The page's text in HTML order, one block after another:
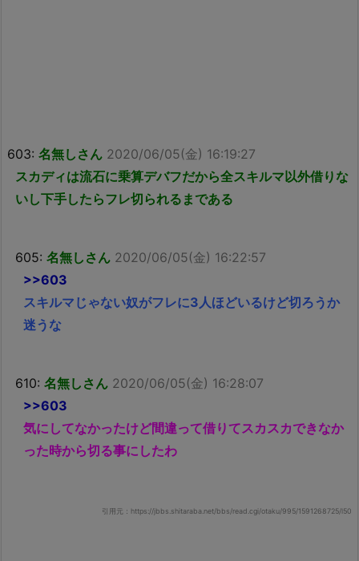
603: 名無しさん 2020/06/05(金) 16:19:27
スカディは流石に乗算デバフだから全スキルマ以外借りな
いし下手したらフレ切られるまである
605: 名無しさん 2020/06/05(金) 16:22:57
>>603
スキルマじゃない奴がフレに3人ほどいるけど切ろうか
迷うな
610: 名無しさん 2020/06/05(金) 16:28:07
>>603
気にしてなかったけど間違って借りてスカスカできなか
った時から切る事にしたわ
引用元：https://jbbs.shitaraba.net/bbs/read.cgi/otaku/995/1591268725/l50